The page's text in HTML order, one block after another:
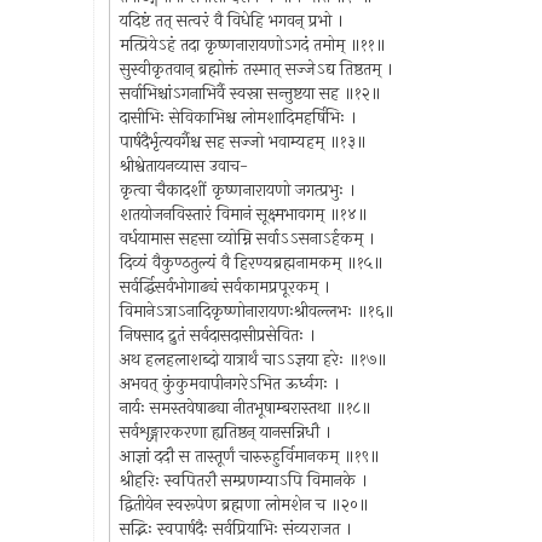
यदिष्टं तत् सत्वरं वै विधेहि भगवन् प्रभो ।
मत्प्रियेऽहं तदा कृष्णनारायणोऽगदं तमोम् ॥११॥
सुस्वीकृतवान् ब्रह्मोक्तं तस्मात् सज्जेऽद्य तिष्ठतम् ।
सर्वाभिश्चांऽगनाभिर्वै स्वस्रा सन्तुष्टया सह ॥१२॥
दासीभिः सेविकाभिश्च लोमशादिमहर्षिभिः ।
पार्षदैर्भृत्यवर्गैश्च सह सज्जो भवाम्यहम् ॥१३॥
श्रीश्वेतायनव्यास उवाच-
कृत्वा चैकादशीं कृष्णनारायणो जगत्प्रभुः ।
शतयोजनविस्तारं विमानं सूक्ष्मभावगम् ॥१४॥
वर्धयामास सहसा व्योम्नि सर्वाऽऽसनाऽर्हकम् ।
दिव्यं वैकुण्ठतुल्यं वै हिरण्यब्रह्मनामकम् ॥१५॥
सर्वर्द्धिसर्वभोगाढ्यं सर्वकामप्रपूरकम् ।
विमानेऽत्राऽनादिकृष्णोनारायणःश्रीवल्लभः ॥१६॥
निषसाद द्रुतं सर्वदासदासीप्रसेवितः ।
अथ हलहलाशब्दो यात्रार्थं चाऽऽज्ञया हरेः ॥१७॥
अभवत् कुंकुमवापीनगरेऽभित ऊर्ध्वगः ।
नार्यः समस्तवेषाढ्या नीतभूषाम्बरास्तथा ॥१८॥
सर्वशृङ्गारकरणा ह्यतिष्ठन् यानसन्निधौ ।
आज्ञां ददौ स तास्तूर्णं चारुरुहुर्विमानकम् ॥१९॥
श्रीहरिः स्वपितरौ सम्प्रणम्याऽपि विमानके ।
द्वितीयेन स्वरूपेण ब्रह्मणा लोमशेन च ॥२०॥
सद्भिः स्वपार्षदैः सर्वप्रियाभिः संव्यराजत ।